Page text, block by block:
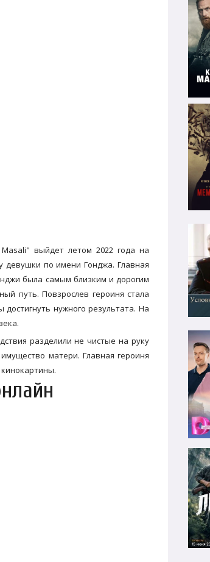
выйдет летом 2022 года на
девушки по имени Гонджа. Главная
была самым близким и дорогим
путь. Повзрослев героиня стала
нужного результата. На
разделили не чистые на руку
матери. Главная героиня